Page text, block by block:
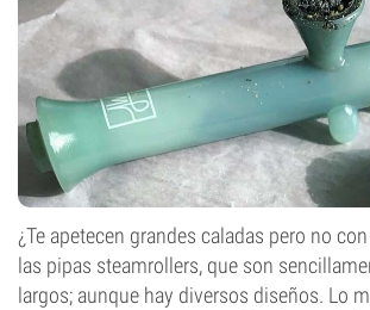
¿Te apetecen grandes caladas pero no
las pipas steamrollers, que son
largos; aunque hay diversos diseños. Lo